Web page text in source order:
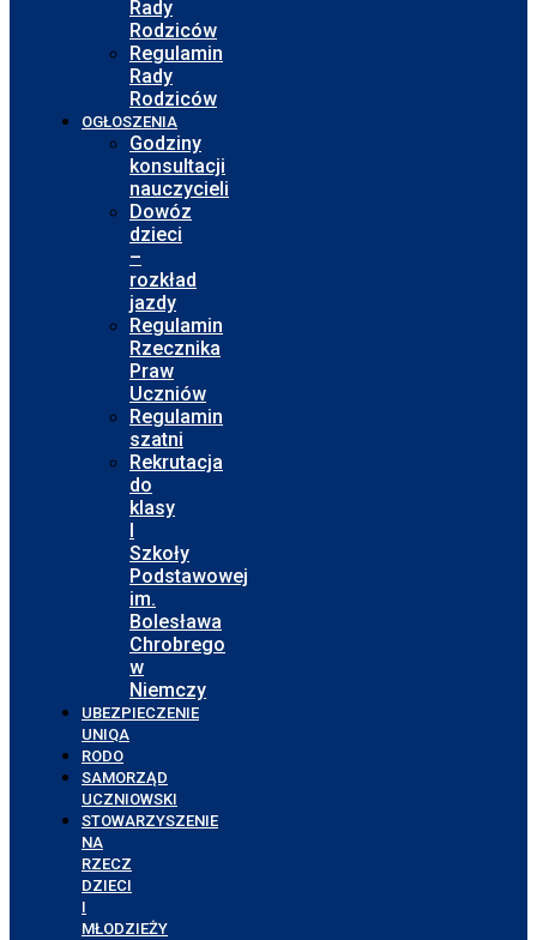
Rady
Rodziców
Regulamin
Rady
Rodziców
OGŁOSZENIA
Godziny
konsultacji
nauczycieli
Dowóz
dzieci
–
rozkład
jazdy
Regulamin
Rzecznika
Praw
Uczniów
Regulamin
szatni
Rekrutacja
do
klasy
I
Szkoły
Podstawowej
im.
Bolesława
Chrobrego
w
Niemczy
UBEZPIECZENIE
UNIQA
RODO
SAMORZĄD
UCZNIOWSKI
STOWARZYSZENIE
NA
RZECZ
DZIECI
I
MŁODZIEŻY